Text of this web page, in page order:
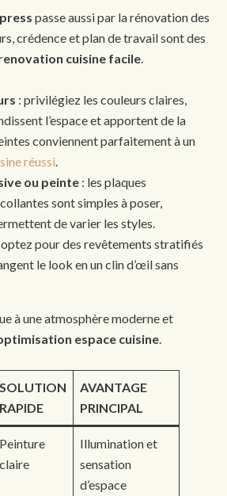
passe aussi par la rénovation des
crédence et plan de travail sont des
cuisine facile.
: privilégiez les couleurs claires,
l’espace et apportent de la
conviennent parfaitement à un
réussi.
ou peinte : les plaques
sont simples à poser,
de varier les styles.
optez pour des revêtements stratifiés
le look en un clin d’œil sans
à une atmosphère moderne et
espace cuisine.
SOLUTION
RAPIDE
AVANTAGE
PRINCIPAL
Peinture
claire
Illumination et
sensation
d’espace